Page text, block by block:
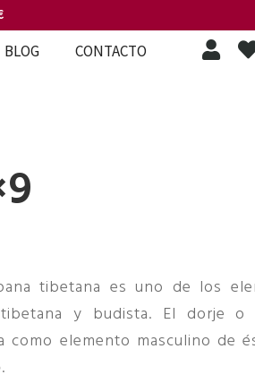
BLOG CONTACTO
tibetana es uno de los
y budista. El dorje
como elemento masculino de
.